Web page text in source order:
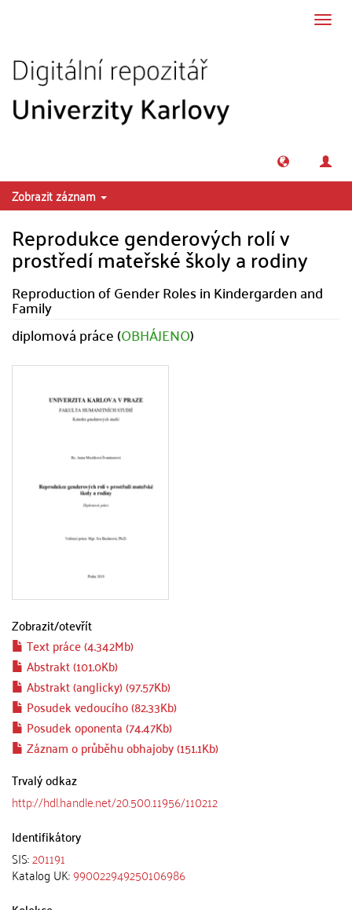
Zobrazit záznam
Reprodukce genderových rolí v
prostředí mateřské školy a rodiny
Reproduction of Gender Roles in Kindergarden and
Family
diplomová práce (OBHÁJENO)
Zobrazit/otevřít
Text práce (4.342Mb)
Abstrakt (101.0Kb)
Abstrakt (anglicky) (97.57Kb)
Posudek vedoucího (82.33Kb)
Posudek oponenta (74.47Kb)
Záznam o průběhu obhajoby (151.1Kb)
Trvalý odkaz
http://hdl.handle.net/20.500.11956/110212
Identifikátory
SIS:201191
Katalog UK:990022949250106986